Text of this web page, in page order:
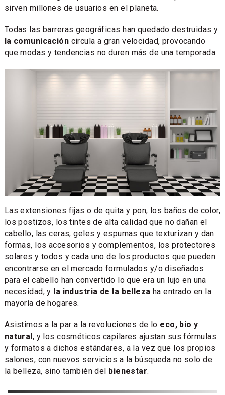
sirven millones de usuarios en el planeta.
Todas las barreras geográficas han quedado destruidas y
la comunicación circula a gran velocidad, provocando
que modas y tendencias no duren más de una temporada.
Las extensiones fijas o de quita y pon, los baños de color,
los postizos, los tintes de alta calidad que no dañan el
cabello, las ceras, geles y espumas que texturizan y dan
formas, los accesorios y complementos, los protectores
solares y todos y cada uno de los productos que pueden
encontrarse en el mercado formulados y/o diseñados
para el cabello han convertido lo que era un lujo en una
necesidad, y la industria de la belleza ha entrado en la
mayoría de hogares.
Asistimos a la par a la revoluciones de lo eco, bio y
natural , y los cosméticos capilares ajustan sus fórmulas
y formatos a dichos estándares, a la vez que los propios
salones, con nuevos servicios a la búsqueda no solo de
la belleza, sino también del
bienestar.